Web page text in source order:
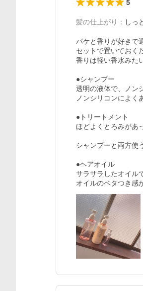
5
髪の仕上がり ： しっ
パケと香りが好きで
セットで置いておく
香りは軽い香水みた
●シャンプー
透明の液体で、ノン
ノンシリコンによく
●トリートメント
ほどよくとろみがあ
シャンプーと両方使
●ヘアオイル
サラサラしたオイル
オイルのベタつき感